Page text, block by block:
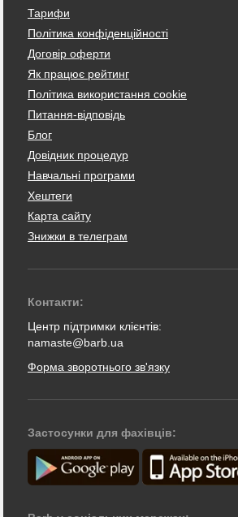
Тарифи
Політика конфіденційності
Договір оферти
Як працює рейтинг
Політика використання cookie
Питання-відповідь
Блог
Довідник процедур
Навчальні програми
Хештеги
Карта сайту
Знижки в телеграм
Контакти:
Центр підтримки клієнтів:
namaste@barb.ua
Форма зворотнього зв'язку
Застосунки для фахівців: